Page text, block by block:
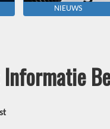
NIEUWS